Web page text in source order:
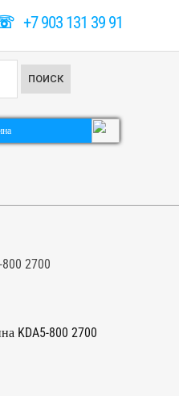
+7 903 131 39 91
ПОИСК
2700
KDA5-800 2700